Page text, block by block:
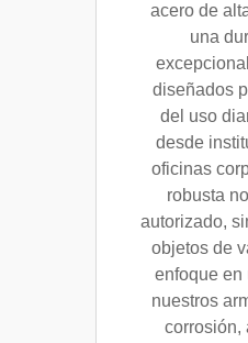
acero de
una
diseñados
del uso
desde
oficinas
robusta
autorizado,
objetos de
enfoque en
nuestros
corrosión,